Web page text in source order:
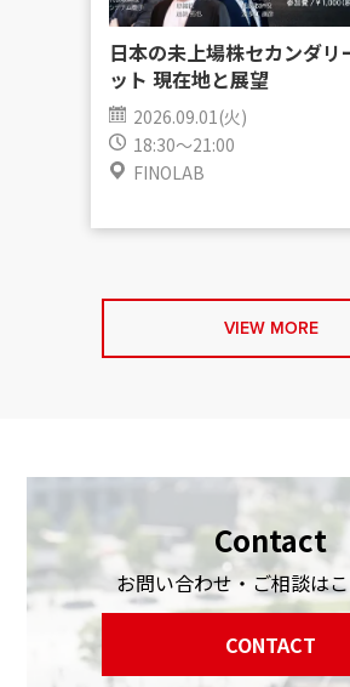
日本の未上場株セカンダリ
ット 現在地と展望
2026.09.01(火)
18:30～21:00
FINOLAB
VIEW MORE
Contact
お問い合わせ・ご相談は
CONTACT